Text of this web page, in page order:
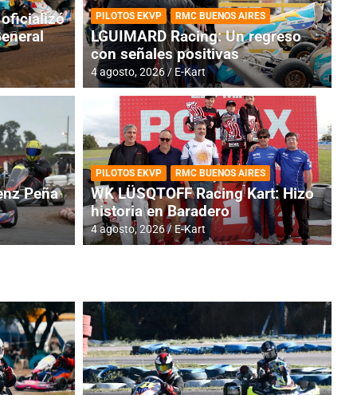
RMC BUENOS AIRES
Cerró una jornada
oficializó
Peña
PILOTOS EKVP RMC BUENOS AIRES
LGUIMARD Racing: Un regreso
con señales positivas
4 agosto, 2026 E-Kart
PILOTOS EKVP RMC BUENOS AIRES
WK LÜSQTOFF Racing Kart: Hizo
historia en Baradero
4 agosto, 2026 E-Kart